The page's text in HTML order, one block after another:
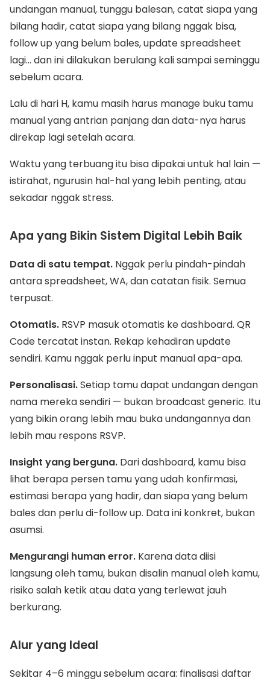
undangan manual, tunggu balesan, catat siapa yang
bilang hadir, catat siapa yang bilang nggak bisa,
follow up yang belum bales, update spreadsheet
lagi... dan ini dilakukan berulang kali sampai seminggu
sebelum acara.
Lalu di hari H, kamu masih harus manage buku tamu
manual yang antrian panjang dan data-nya harus
direkap lagi setelah acara.
Waktu yang terbuang itu bisa dipakai untuk hal lain —
istirahat, ngurusin hal-hal yang lebih penting, atau
sekadar nggak stress.
Apa yang Bikin Sistem Digital Lebih Baik
Data di satu tempat. Nggak perlu pindah-pindah
antara spreadsheet, WA, dan catatan fisik. Semua
terpusat.
Otomatis. RSVP masuk otomatis ke dashboard. QR
Code tercatat instan. Rekap kehadiran update
sendiri. Kamu nggak perlu input manual apa-apa.
Personalisasi.Setiap tamu dapat undangan dengan
nama mereka sendiri — bukan broadcast generic. Itu
yang bikin orang lebih mau buka undangannya dan
lebih mau respons RSVP.
Insight yang berguna. Dari dashboard, kamu bisa
lihat berapa persen tamu yang udah konfirmasi,
estimasi berapa yang hadir, dan siapa yang belum
bales dan perlu di-follow up. Data ini konkret, bukan
asumsi.
Mengurangi human error. Karena data diisi
langsung oleh tamu, bukan disalin manual oleh kamu,
risiko salah ketik atau data yang terlewat jauh
berkurang.
Alur yang Ideal
Sekitar 4–6 minggu sebelum acara: finalisasi daftar